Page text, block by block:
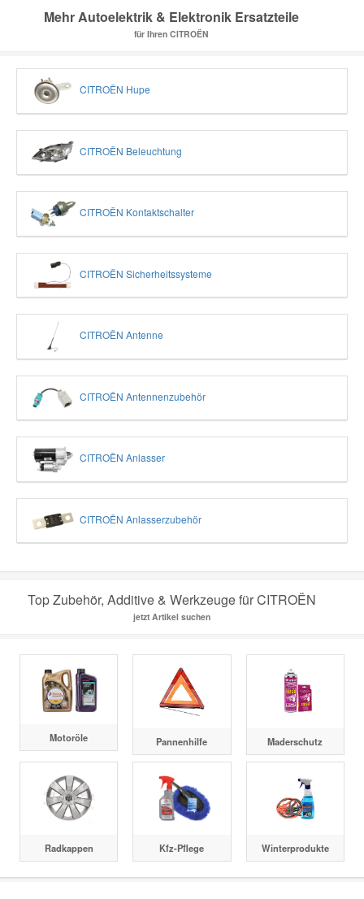
Mehr Autoelektrik & Elektronik Ersatzteile
für Ihren CITROËN
CITROËN Hupe
CITROËN Beleuchtung
CITROËN Kontaktschalter
CITROËN Sicherheitssysteme
CITROËN Antenne
CITROËN Antennenzubehör
CITROËN Anlasser
CITROËN Anlasserzubehör
Top Zubehör, Additive & Werkzeuge für CITROËN
jetzt Artikel suchen
Motoröle Pannenhilfe Maderschutz
Radkappen Kfz-Pflege Winterprodukte